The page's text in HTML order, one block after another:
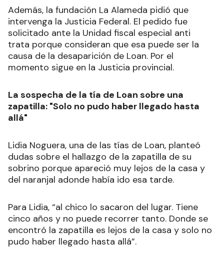
Además, la fundación La Alameda pidió que
intervenga la Justicia Federal. El pedido fue
solicitado ante la Unidad fiscal especial anti
trata porque consideran que esa puede ser la
causa de la desaparición de Loan. Por el
momento sigue en la Justicia provincial.
La sospecha de la tía de Loan sobre una
zapatilla: "Solo no pudo haber llegado hasta
allá"
Lidia Noguera, una de las tías de Loan, planteó
dudas sobre el hallazgo de la zapatilla de su
sobrino porque apareció muy lejos de la casa y
del naranjal adonde había ido esa tarde.
Para Lidia, “al chico lo sacaron del lugar. Tiene
cinco años y no puede recorrer tanto. Donde se
encontró la zapatilla es lejos de la casa y solo no
pudo haber llegado hasta allá”.